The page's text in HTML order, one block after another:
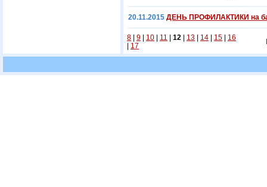
20.11.2015 ДЕНЬ ПРОФИЛАКТИКИ на
8 9 10 11 12 13 14 15
16
17